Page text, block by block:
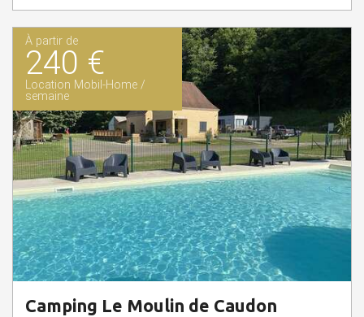
À partir de
240 €
Location Mobil-Home /
semaine
Camping Le Moulin de Caudon